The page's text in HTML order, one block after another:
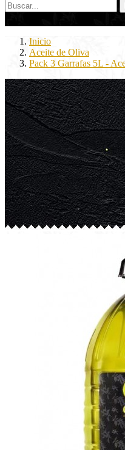
Inicio
Aceite de Oliva
Pack 3 Garrafas 5L -